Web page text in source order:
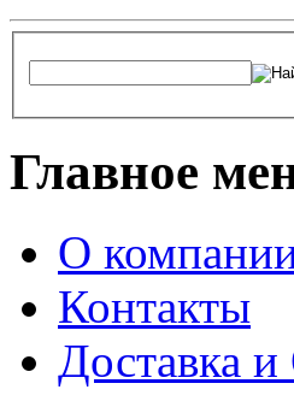
Главное
О
Контакты
Доставка и